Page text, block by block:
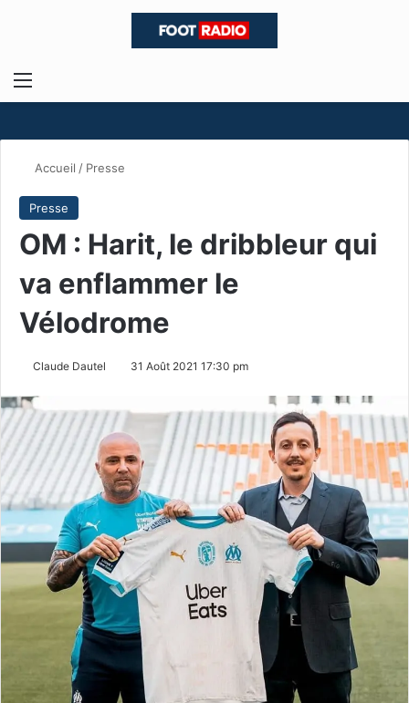
Menu
Accueil / Presse
Presse
OM : Harit, le dribbleur qui
va enflammer le
Vélodrome
Claude Dautel 31 Août 2021 17:30 pm